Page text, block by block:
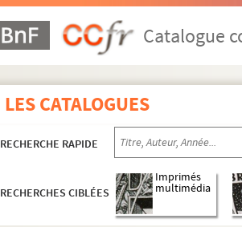
Catalogue
LES CATALOGUES
RECHERCHE RAPIDE
RECHERCHES CIBLÉES
Imprimés
multimédia